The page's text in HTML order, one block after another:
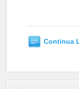
Continua